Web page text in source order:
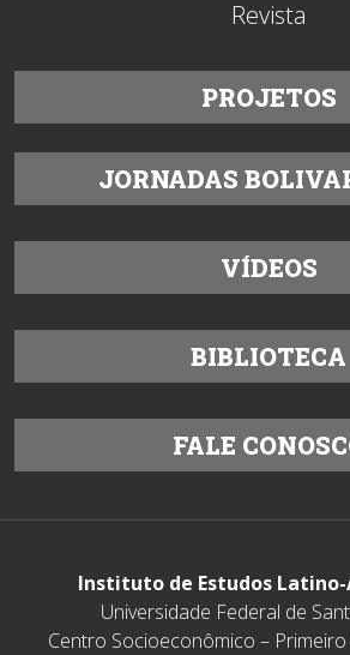
Revista
PROJETOS
JORNADAS
VÍDEOS
BIBLIOTECA
FALE
Instituto de Estudos
Universidade Federal de
Centro Socioeconômico –